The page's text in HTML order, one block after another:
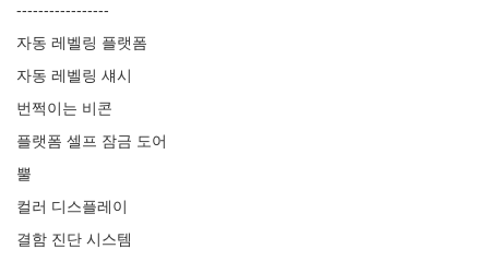
-----------------
자동 레벨링 플랫폼
자동 레벨링 섀시
번쩍이는 비콘
플랫폼 셀프 잠금 도어
뿔
컬러 디스플레이
결함 진단 시스템